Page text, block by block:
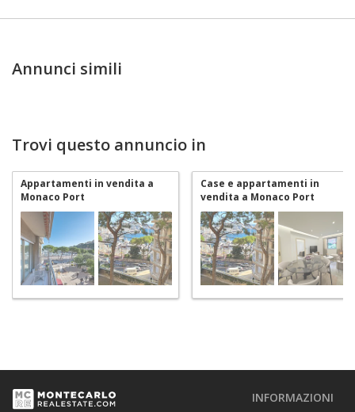
Annunci simili
Trovi questo annuncio in
Appartamenti in vendita a
Monaco Port
Case e appartamenti in
vendita a Monaco Port
INFORMAZIONI